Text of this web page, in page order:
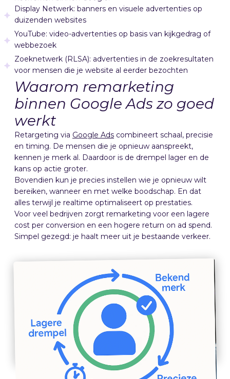
Display Netwerk: banners en visuele advertenties op
duizenden websites
YouTube: video-advertenties op basis van kijkgedrag of
webbezoek
Zoeknetwerk (RLSA): advertenties in de zoekresultaten
voor mensen die je website al eerder bezochten
Waarom remarketing
binnen Google Ads zo goed
werkt
Retargeting via Google Ads combineert schaal, precisie
en timing. De mensen die je opnieuw aanspreekt,
kennen je merk al. Daardoor is de drempel lager en de
kans op actie groter.
Bovendien kun je precies instellen wie je opnieuw wilt
bereiken, wanneer en met welke boodschap. En dat
alles terwijl je realtime optimaliseert op prestaties.
Voor veel bedrijven zorgt remarketing voor een lagere
cost per conversion en een hogere return on ad spend.
Simpel gezegd: je haalt meer uit je bestaande verkeer.